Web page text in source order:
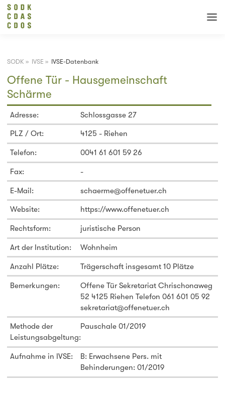
SODK » IVSE » IVSE-Datenbank
Offene Tür - Hausgemeinschaft
Schärme
Adresse: Schlossgasse 27
PLZ / Ort: 4125 - Riehen
Telefon: 0041 61 601 59 26
Fax: -
E-Mail: schaerme@offenetuer.ch
Website: https://www.offenetuer.ch
Rechtsform: juristische Person
Art der Institution: Wohnheim
Anzahl Plätze: Trägerschaft insgesamt 10 Plätze
Bemerkungen:
Offene Tür Sekretariat Chrischonaweg
52 4125 Riehen Telefon 061 601 05 92
sekretariat@offenetuer.ch
Methode der
Leistungsabgeltung:
Pauschale 01/2019
Aufnahme in IVSE:
B: Erwachsene Pers. mit
Behinderungen: 01/2019